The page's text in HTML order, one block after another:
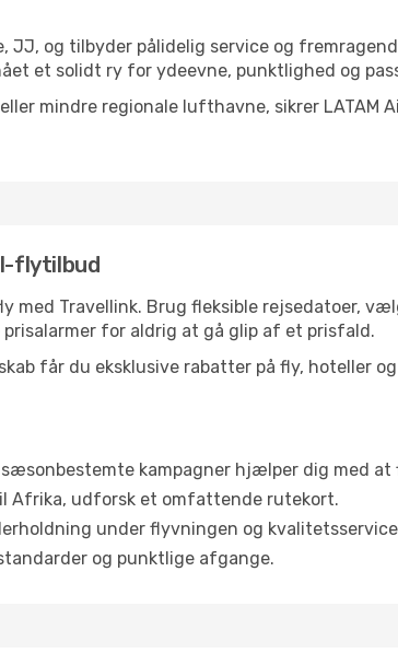
JJ, og tilbyder pålidelig service og
et solidt ry for ydeevne, punktlighed og
mindre regionale lufthavne, sikrer LATAM
flytilbud
med Travellink. Brug fleksible rejsedatoer,
for aldrig at gå glip af et prisfald.
får du eksklusive rabatter på fly, hoteller
kampagner hjælper dig med at
Afrika, udforsk et omfattende rutekort.
under flyvningen og
og punktlige afgange.